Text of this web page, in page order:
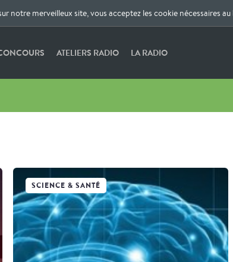
notre merveilleux site, vous acceptez les cookie nécessaires
ATELIERS RADIO LA RADIO
SCIENCE & SANTÉ